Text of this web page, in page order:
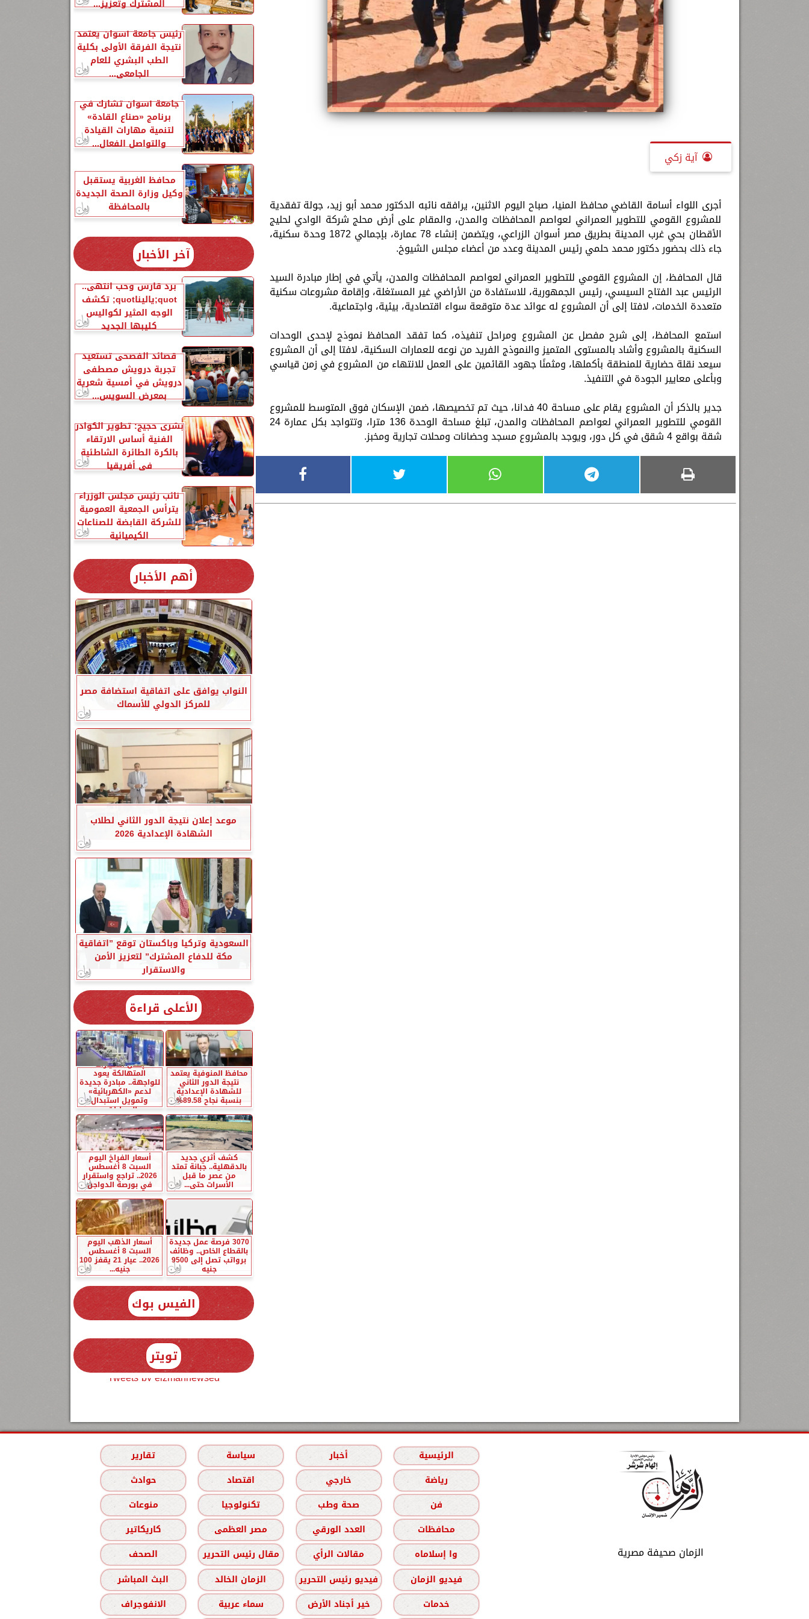
آية زكي
أجرى اللواء أسامة القاضي محافظ المنيا، صباح اليوم الاثنين، يرافقه نائبه الدكتور محمد أبو زيد، جولة تفقدية
للمشروع القومي للتطوير العمراني لعواصم المحافظات والمدن، والمقام على أرض محلج شركة الوادي لحليج
الأقطان بحي غرب المدينة بطريق مصر أسوان الزراعي، ويتضمن إنشاء 78 عمارة، بإجمالي 1872 وحدة سكنية،
جاء ذلك بحضور دكتور محمد حلمي رئيس المدينة وعدد من أعضاء مجلس الشيوخ.
قال المحافظ، إن المشروع القومي للتطوير العمراني لعواصم المحافظات والمدن، يأتي في إطار مبادرة السيد
الرئيس عبد الفتاح السيسي، رئيس الجمهورية، للاستفادة من الأراضي غير المستغلة، وإقامة مشروعات سكنية
متعددة الخدمات، لافتا إلى أن المشروع له عوائد عدة متوقعة سواء اقتصادية، بيئية، واجتماعية.
استمع المحافظ، إلى شرح مفصل عن المشروع ومراحل تنفيذه، كما تفقد المحافظ نموذج لإحدى الوحدات
السكنية بالمشروع وأشاد بالمستوى المتميز والنموذج الفريد من نوعه للعمارات السكنية، لافتا إلى أن المشروع
سيعد نقلة حضارية للمنطقة بأكملها، ومثمنًا جهود القائمين على العمل للانتهاء من المشروع في زمن قياسي
وبأعلى معايير الجودة في التنفيذ.
جدير بالذكر أن المشروع يقام على مساحة 40 فدانا، حيث تم تخصيصها، ضمن الإسكان فوق المتوسط للمشروع
القومي للتطوير العمراني لعواصم المحافظات والمدن، تبلغ مساحة الوحدة 136 مترا، وتتواجد بكل عمارة 24
شقة بواقع 4 شقق في كل دور، ويوجد بالمشروع مسجد وحضانات ومحلات تجارية ومخبز.
المشترك وتعزيز...
رئيس جامعة أسوان يعتمد
نتيجة الفرقة الأولى بكلية
الطب البشري للعام
الجامعي...
جامعة أسوان تشارك في
برنامج «صناع القادة»
لتنمية مهارات القيادة
والتواصل الفعال...
محافظ الغربية يستقبل
وكيل وزارة الصحة الجديدة
بالمحافظة
آخر الأخبار
برد قارس وحب انتهى..
quot;ياليناquot; تكشف
الوجه المثير لكواليس
كليبها الجديد
قصائد الفصحى تستعيد
تجربة درويش مصطفى
درويش في أمسية شعرية
بمعرض السويس...
بشرى حجيج: تطوير الكوادر
الفنية أساس الارتقاء
بالكرة الطائرة الشاطئية
في أفريقيا
نائب رئيس مجلس الوزراء
يترأس الجمعية العمومية
للشركة القابضة للصناعات
الكيميائية
أهم الأخبار
النواب يوافق على اتفاقية استضافة مصر
للمركز الدولي للأسماك
موعد إعلان نتيجة الدور الثاني لطلاب
الشهادة الإعدادية 2026
السعودية وتركيا وباكستان توقع ”اتفاقية
مكة للدفاع المشترك” لتعزيز الأمن
والاستقرار
الأعلى قراءة
محافظ المنوفية يعتمد
نتيجة الدور الثاني
للشهادة الإعدادية
بنسبة نجاح 89.58%
إحلال السيارات
المتهالكة يعود
للواجهة.. مبادرة جديدة
لدعم «الكهربائية»
وتمويل استبدال
السيارات...
كشف أثري جديد
بالدقهلية.. جبانة تمتد
من عصر ما قبل
الأسرات حتى...
أسعار الفراخ اليوم
السبت 8 أغسطس
2026.. تراجع واستقرار
في بورصة الدواجن
3070 فرصة عمل جديدة
بالقطاع الخاص.. وظائف
برواتب تصل إلى 9500
جنيه
أسعار الذهب اليوم
السبت 8 أغسطس
2026.. عيار 21 يقفز 100
جنيه...
الفيس بوك
تويتر
Tweets by elzmannewseg
الزمان صحيفة مصرية
الرئيسية أخبار سياسة
تقارير
رياضة
خارجي اقتصاد
حوادث
فن
صحة وطب تكنولوجيا
منوعات
محافظات
العدد الورقي مصر العظمى
كاريكاتير
وا إسلاماه
مقالات الرأي مقال رئيس التحرير
الصحف
فيديو الزمان
فيديو رئيس التحرير الزمان الخالد
البث المباشر
خدمات
خير أجناد الأرض سماء عربية الانفوجراف